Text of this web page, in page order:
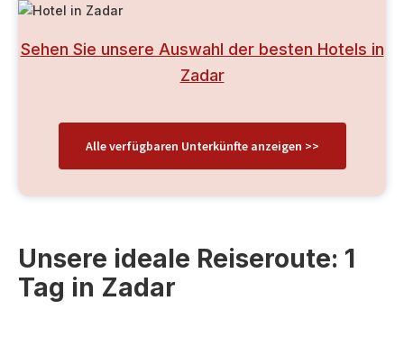
Sehen Sie unsere Auswahl der besten Hotels in
Zadar
Alle verfügbaren Unterkünfte anzeigen >>
Unsere ideale Reiseroute: 1
Tag in Zadar